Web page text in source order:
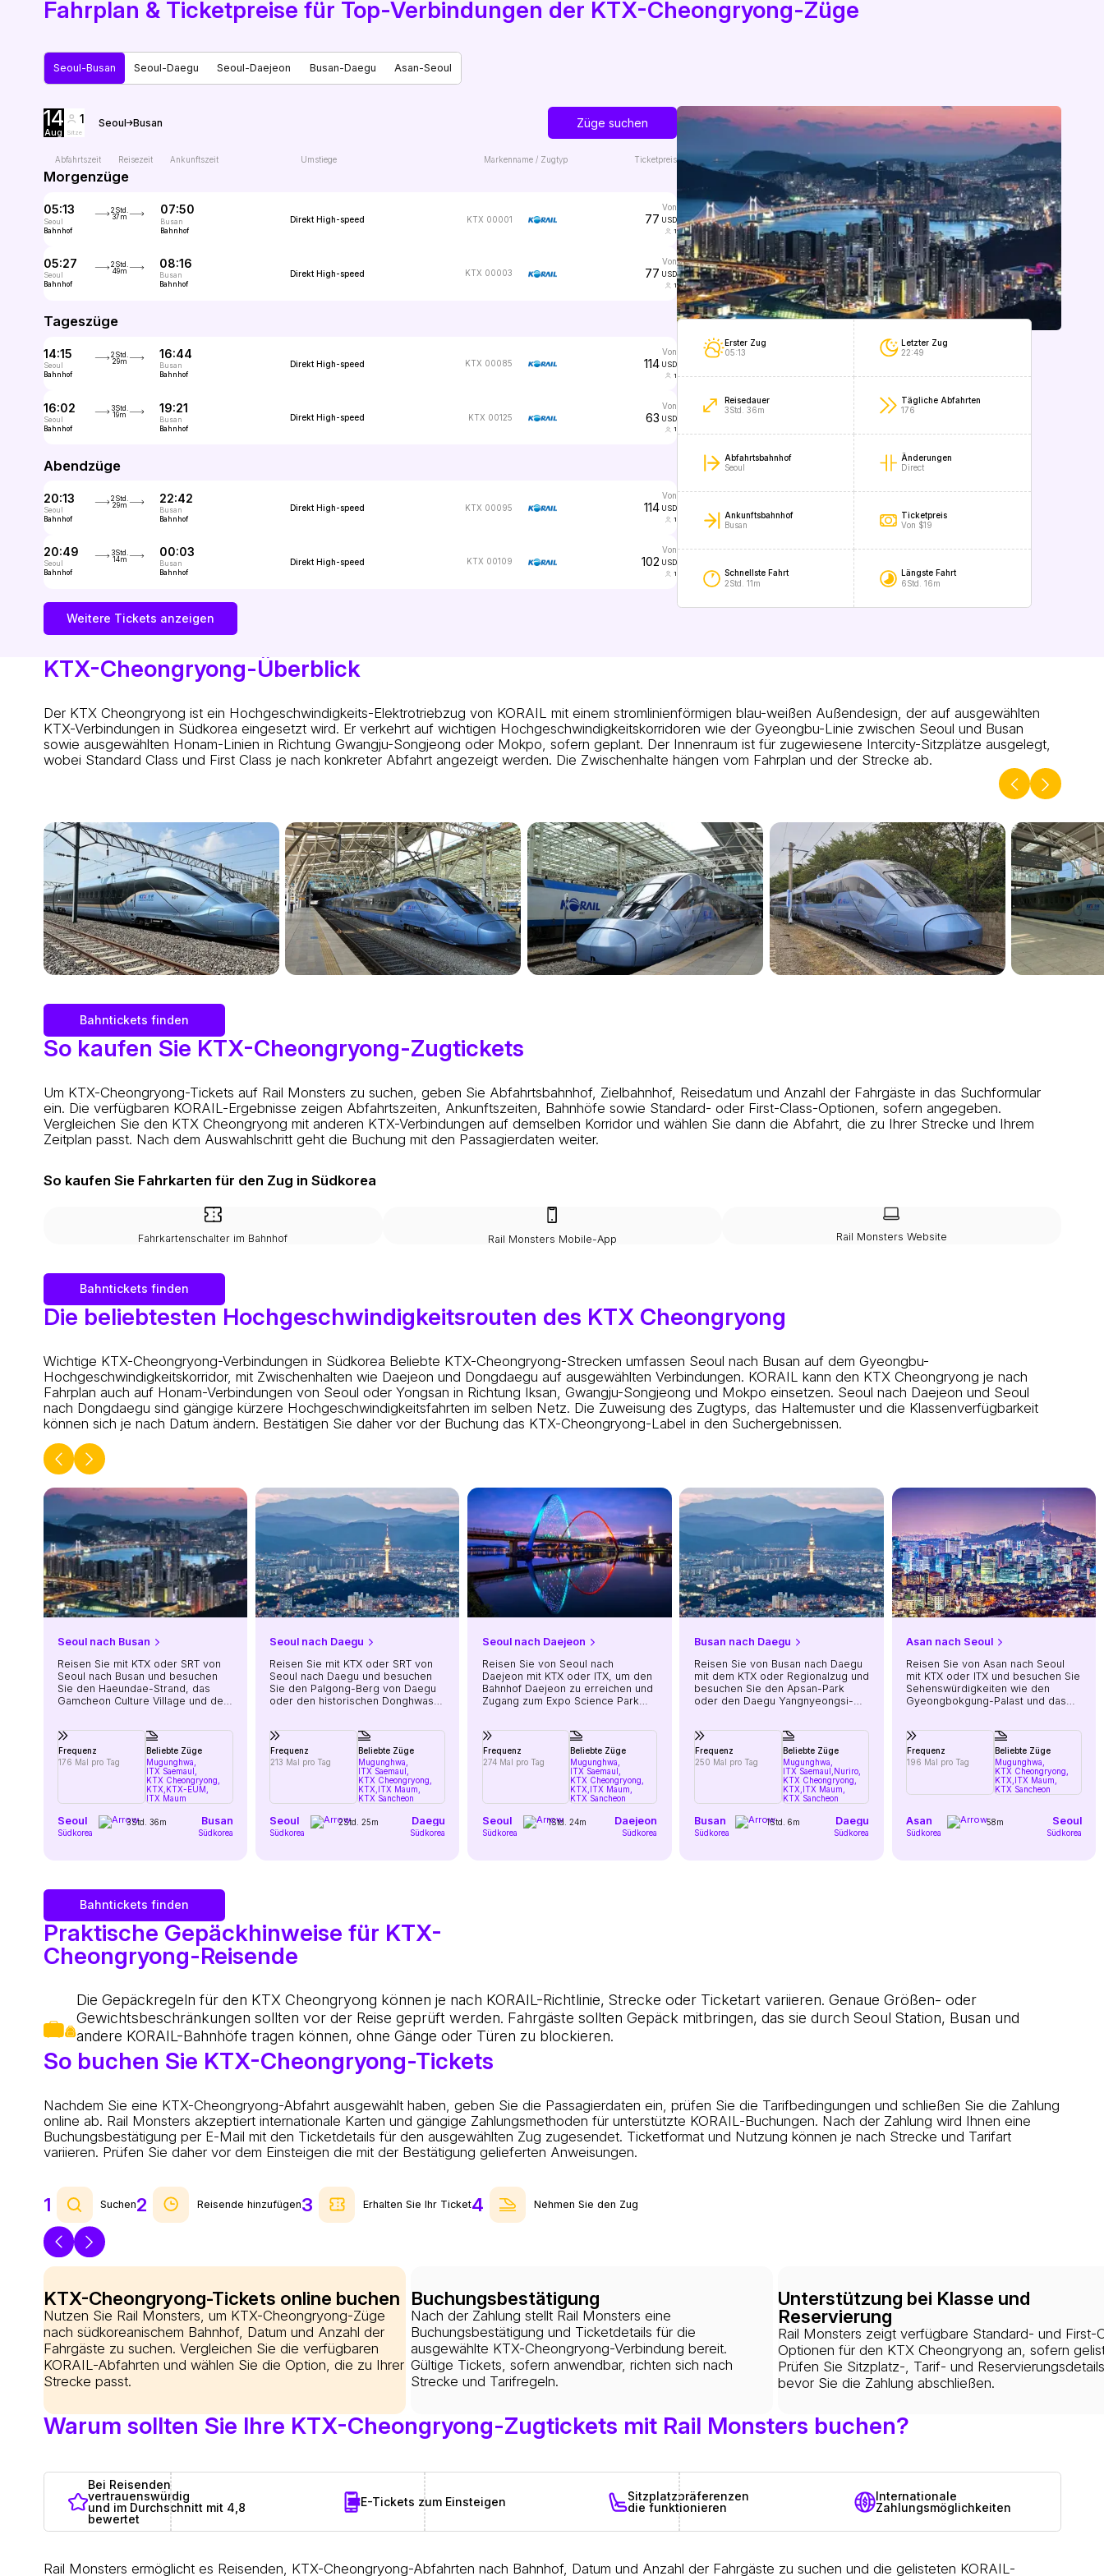
Fahrplan & Ticketpreise für Top-Verbindungen der KTX-Cheongryong-Züge
Seoul-Busan Seoul-Daegu Seoul-Daejeon Busan-Daegu Asan-Seoul
14
Aug
1
Sitze
Seoul Busan Züge suchen
Abfahrtszeit Reisezeit Ankunftszeit Umstiege Markenname / Zugtyp Ticketpreis
Morgenzüge
05:13
Seoul
Bahnhof
2Std.
37m
07:50
Busan
Bahnhof
Direkt High-speed KTX 00001
von
77 USD
1
05:27
Seoul
Bahnhof
2Std.
49m
08:16
Busan
Bahnhof
Direkt High-speed KTX 00003
von
77 USD
1
Tageszüge
14:15
Seoul
Bahnhof
2Std.
29m
16:44
Busan
Bahnhof
Direkt High-speed KTX 00085
von
114USD
1
16:02
Seoul
Bahnhof
3Std.
19m
19:21
Busan
Bahnhof
Direkt High-speed KTX 00125
von
63 USD
1
Abendzüge
20:13
Seoul
Bahnhof
2Std.
29m
22:42
Busan
Bahnhof
Direkt High-speed KTX 00095
von
114USD
1
20:49
Seoul
Bahnhof
3Std.
14m
00:03
Busan
Bahnhof
Direkt High-speed KTX 00109
von
102 USD
1
Weitere Tickets anzeigen
Erster Zug
05:13
Letzter Zug
22:49
Reisedauer
3Std. 36m
Tägliche Abfahrten
176
Abfahrtsbahnhof
Seoul
Änderungen
Direct
Ankunftsbahnhof
Busan
Ticketpreis
Von $19
Schnellste Fahrt
2Std. 11m
Längste Fahrt
6Std. 16m
KTX-Cheongryong-Überblick
Der KTX Cheongryong ist ein Hochgeschwindigkeits-Elektrotriebzug von KORAIL mit einem stromlinienförmigen blau-weißen Außendesign, der auf ausgewählten
KTX-Verbindungen in Südkorea eingesetzt wird. Er verkehrt auf wichtigen Hochgeschwindigkeitskorridoren wie der Gyeongbu-Linie zwischen Seoul und Busan
sowie ausgewählten Honam-Linien in Richtung Gwangju-Songjeong oder Mokpo, sofern geplant. Der Innenraum ist für zugewiesene Intercity-Sitzplätze ausgelegt,
wobei Standard Class und First Class je nach konkreter Abfahrt angezeigt werden. Die Zwischenhalte hängen vom Fahrplan und der Strecke ab.
Bahntickets finden
So kaufen Sie KTX-Cheongryong-Zugtickets
Um KTX-Cheongryong-Tickets auf Rail Monsters zu suchen, geben Sie Abfahrtsbahnhof, Zielbahnhof, Reisedatum und Anzahl der Fahrgäste in das Suchformular
ein. Die verfügbaren KORAIL-Ergebnisse zeigen Abfahrtszeiten, Ankunftszeiten, Bahnhöfe sowie Standard- oder First-Class-Optionen, sofern angegeben.
Vergleichen Sie den KTX Cheongryong mit anderen KTX-Verbindungen auf demselben Korridor und wählen Sie dann die Abfahrt, die zu Ihrer Strecke und Ihrem
Zeitplan passt. Nach dem Auswahlschritt geht die Buchung mit den Passagierdaten weiter.
So kaufen Sie Fahrkarten für den Zug in Südkorea
Fahrkartenschalter im Bahnhof Rail Monsters Mobile-App Rail Monsters Website
Bahntickets finden
Die beliebtesten Hochgeschwindigkeitsrouten des KTX Cheongryong
Wichtige KTX-Cheongryong-Verbindungen in Südkorea Beliebte KTX-Cheongryong-Strecken umfassen Seoul nach Busan auf dem Gyeongbu-
Hochgeschwindigkeitskorridor, mit Zwischenhalten wie Daejeon und Dongdaegu auf ausgewählten Verbindungen. KORAIL kann den KTX Cheongryong je nach
Fahrplan auch auf Honam-Verbindungen von Seoul oder Yongsan in Richtung Iksan, Gwangju-Songjeong und Mokpo einsetzen. Seoul nach Daejeon und Seoul
nach Dongdaegu sind gängige kürzere Hochgeschwindigkeitsfahrten im selben Netz. Die Zuweisung des Zugtyps, das Haltemuster und die Klassenverfügbarkeit
können sich je nach Datum ändern. Bestätigen Sie daher vor der Buchung das KTX-Cheongryong-Label in den Suchergebnissen.
Seoul nach Busan
Reisen Sie mit KTX oder SRT von
Seoul nach Busan und besuchen
Sie den Haeundae-Strand, das
Gamcheon Culture Village und den
Frequenz
176 Mal pro Tag
Beliebte Züge
Mugunghwa,
ITX Saemaul,
KTX Cheongryong,
KTX, KTX-EUM,
ITX Maum
Seoul
Südkorea
3Std. 36m Busan
Südkorea
Seoul nach Daegu
Reisen Sie mit KTX oder SRT von
Seoul nach Daegu und besuchen
Sie den Palgong-Berg von Daegu
oder den historischen Donghwasa-
Frequenz
213 Mal pro Tag
Beliebte Züge
Mugunghwa,
ITX Saemaul,
KTX Cheongryong,
KTX,
ITX Maum,
KTX Sancheon
Seoul
Südkorea
2Std. 25m Daegu
Südkorea
Seoul nach Daejeon
Reisen Sie von Seoul nach
Daejeon mit KTX oder ITX, um den
Bahnhof Daejeon zu erreichen und
Zugang zum Expo Science Park
Frequenz
274 Mal pro Tag
Beliebte Züge
Mugunghwa,
ITX Saemaul,
KTX Cheongryong,
KTX,
ITX Maum,
KTX Sancheon
Seoul
Südkorea
1Std. 24m Daejeon
Südkorea
Busan nach Daegu
Reisen Sie von Busan nach Daegu
mit dem KTX oder Regionalzug und
besuchen Sie den Apsan-Park
oder den Daegu Yangnyeongsi-
Frequenz
250 Mal pro Tag
Beliebte Züge
Mugunghwa,
ITX Saemaul,
Nuriro,
KTX Cheongryong,
KTX,
ITX Maum,
KTX Sancheon
Busan
Südkorea
1Std. 6m Daegu
Südkorea
Asan nach Seoul
Reisen Sie von Asan nach Seoul
mit KTX oder ITX und besuchen Sie
Sehenswürdigkeiten wie den
Gyeongbokgung-Palast und das
Frequenz
196 Mal pro Tag
Beliebte Züge
Mugunghwa,
KTX Cheongryong,
KTX,
ITX Maum,
KTX Sancheon
Asan
Südkorea
58m Seoul
Südkorea
Bahntickets finden
Praktische Gepäckhinweise für KTX-
Cheongryong-Reisende
Die Gepäckregeln für den KTX Cheongryong können je nach KORAIL-Richtlinie, Strecke oder Ticketart variieren. Genaue Größen- oder
Gewichtsbeschränkungen sollten vor der Reise geprüft werden. Fahrgäste sollten Gepäck mitbringen, das sie durch Seoul Station, Busan und
andere KORAIL-Bahnhöfe tragen können, ohne Gänge oder Türen zu blockieren.
So buchen Sie KTX-Cheongryong-Tickets
Nachdem Sie eine KTX-Cheongryong-Abfahrt ausgewählt haben, geben Sie die Passagierdaten ein, prüfen Sie die Tarifbedingungen und schließen Sie die Zahlung
online ab. Rail Monsters akzeptiert internationale Karten und gängige Zahlungsmethoden für unterstützte KORAIL-Buchungen. Nach der Zahlung wird Ihnen eine
Buchungsbestätigung per E-Mail mit den Ticketdetails für den ausgewählten Zug zugesendet. Ticketformat und Nutzung können je nach Strecke und Tarifart
variieren. Prüfen Sie daher vor dem Einsteigen die mit der Bestätigung gelieferten Anweisungen.
1 Suchen2 Reisende hinzufügen3 Erhalten Sie Ihr Ticket4 Nehmen Sie den Zug
KTX-Cheongryong-Tickets online buchen
Nutzen Sie Rail Monsters, um KTX-Cheongryong-Züge
nach südkoreanischem Bahnhof, Datum und Anzahl der
Fahrgäste zu suchen. Vergleichen Sie die verfügbaren
KORAIL-Abfahrten und wählen Sie die Option, die zu Ihrer
Strecke passt.
Buchungsbestätigung
Nach der Zahlung stellt Rail Monsters eine
Buchungsbestätigung und Ticketdetails für die
ausgewählte KTX-Cheongryong-Verbindung bereit.
Gültige Tickets, sofern anwendbar, richten sich nach
Strecke und Tarifregeln.
Unterstützung bei Klasse und
Reservierung
Rail Monsters zeigt verfügbare Standard- und First-
Optionen für den KTX Cheongryong an, sofern
Prüfen Sie Sitzplatz-, Tarif- und
bevor Sie die Zahlung abschließen.
Warum sollten Sie Ihre KTX-Cheongryong-Zugtickets mit Rail Monsters buchen?
Bei Reisenden
vertrauenswürdig
und im Durchschnitt mit 4,8
bewertet
E-Tickets zum Einsteigen
Sitzplatzpräferenzen
die funktionieren
Internationale
Zahlungsmöglichkeiten
Rail Monsters ermöglicht es Reisenden, KTX-Cheongryong-Abfahrten nach Bahnhof, Datum und Anzahl der Fahrgäste zu suchen und die gelisteten KORAIL-